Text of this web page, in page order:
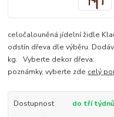
celočalouněná jídelní židle
odstín dřeva dle výběru.
kg. Vyberte dekor dřeva:
poznámky, vyberte zde celý
Dostupnost
do tří týdnů